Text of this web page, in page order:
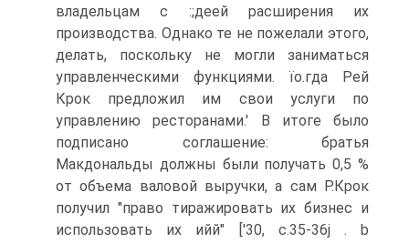
владельцам с :;деей расширения их
производства. Однако те не пожелали этого,
делать, поскольку не могли заниматься
управленческими функциями. їо.гда Рей
Крок предложил им свои услуги по
управлению ресторанами.' В итоге было
подписано соглашение: братья
Макдональды должны были получать 0,5 %
от объема валовой выручки, а сам Р.Крок
получил "право тиражировать их бизнес и
использовать их ийй" ['30, c.35-36j . b